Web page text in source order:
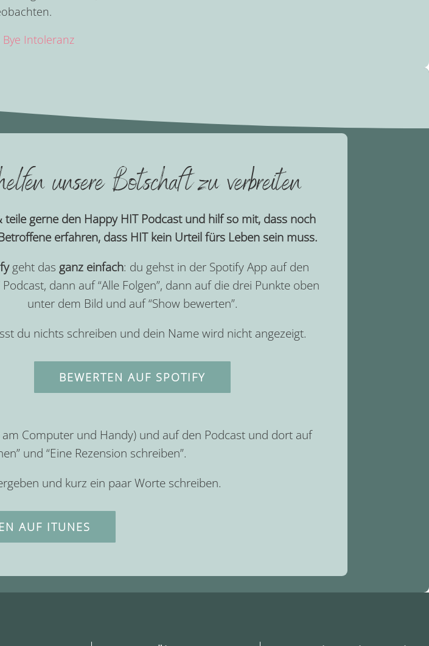
Bye Intoleranz
unsere Botschaft zu verbreiten
teile gerne den Happy HIT Podcast und hilf so mit, dass noch
erfahren, dass HIT kein Urteil fürs Leben sein muss.
geht das ganz einfach: du gehst in der Spotify App auf den
dann auf “Alle Folgen”, dann auf die drei Punkte oben
unter dem Bild und auf “Show bewerten”.
du nichts schreiben und dein Name wird nicht angezeigt.
BEWERTEN AUF SPOTIFY
Computer und Handy) und auf den Podcast und dort auf
und “Eine Rezension schreiben”.
und kurz ein paar Worte schreiben.
AUF ITUNES